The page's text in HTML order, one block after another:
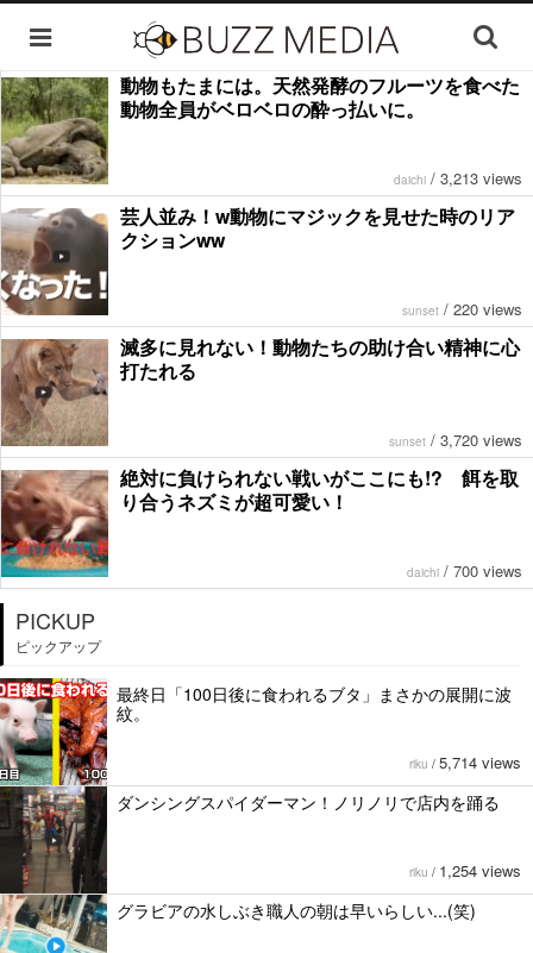
動物もたまには。天然発酵のフルーツを食べた
動物全員がベロベロの酔っ払いに。
daichi / 3,213 views
芸人並み！w動物にマジックを見せた時のリア
クションww
sunset / 220 views
滅多に見れない！動物たちの助け合い精神に心
打たれる
sunset / 3,720 views
絶対に負けられない戦いがここにも!? 餌を取
り合うネズミが超可愛い！
daichi / 700 views
PICKUP
ピックアップ
最終日「100日後に食われるブタ」まさかの展開に波
紋。
riku / 5,714 views
ダンシングスパイダーマン！ノリノリで店内を踊る
riku / 1,254 views
グラビアの水しぶき職人の朝は早いらしい...(笑)